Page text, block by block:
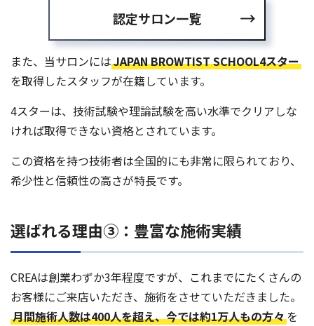
認定サロン一覧
また、当サロンにはJAPAN BROWTIST SCHOOL4スター
を取得したスタッフが在籍しています。
4スターは、技術試験や理論試験を高い水準でクリアしな
ければ取得できない資格とされています。
この資格を持つ技術者は全国的にも非常に限られており、
希少性と信頼性の高さが特長です。
選ばれる理由③：豊富な施術実績
CREAは創業わずか3年程度ですが、これまでにたくさんの
お客様にご来店いただき、施術をさせていただきました。
月間施術人数は400人を超え、今では約1万人もの方々を